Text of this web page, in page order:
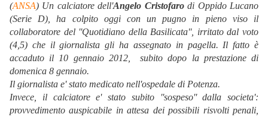
(ANSA) Un calciatore dell'Angelo Cristofarodi Oppido Lucano
(Serie D), ha colpito oggi con un pugno in pieno viso il
collaboratore del ''Quotidiano della Basilicata'', irritato dal voto
(4,5) che il giornalista gli ha assegnato in pagella. Il fatto è
accaduto il 10 gennaio 2012, subito dopo la prestazione di
domenica 8 gennaio.
Il giornalista e' stato medicato nell'ospedale di Potenza.
Invece, il calciatore e' stato subito ''sospeso'' dalla societa':
provvedimento auspicabile in attesa dei possibili risvolti penali,